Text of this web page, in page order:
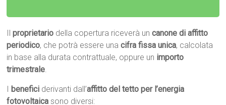
Ilproprietario della copertura riceverà uncanone di affitto
periodico, che potrà essere unacifra fissa unica, calcolata
in base alla durata contrattuale, oppure un importo
trimestrale.
benefici derivanti dall’affitto del tetto per l’energia
fotovoltaica sono diversi: